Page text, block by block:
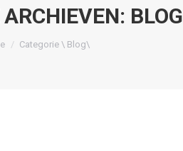
BLOG
hier:
Categorie \ Blog\